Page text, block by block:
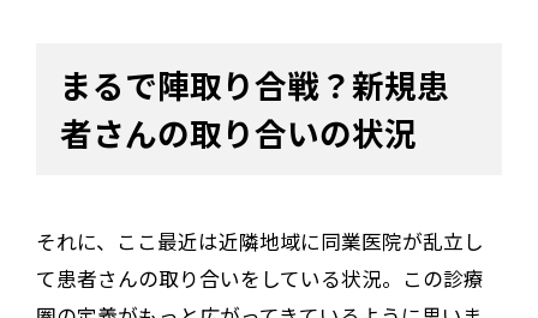
まるで陣取り合戦？新規患
者さんの取り合いの状況
それに、ここ最近は近隣地域に同業医院が乱立し
て患者さんの取り合いをしている状況。この診療